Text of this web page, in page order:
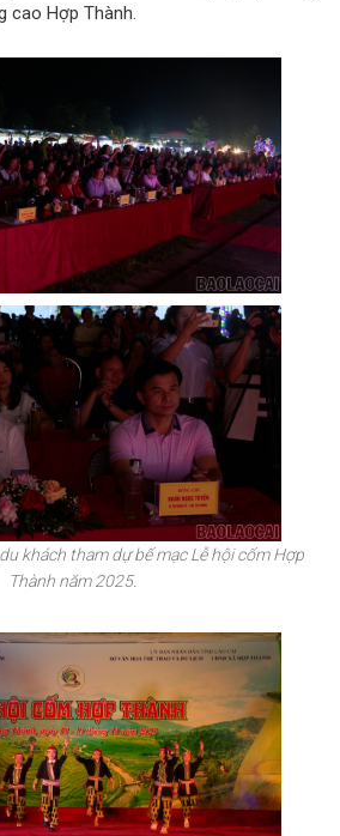
cao Hợp Thành.
khách tham dự bế mạc Lễ hội cốm Hợp
Thành năm 2025.